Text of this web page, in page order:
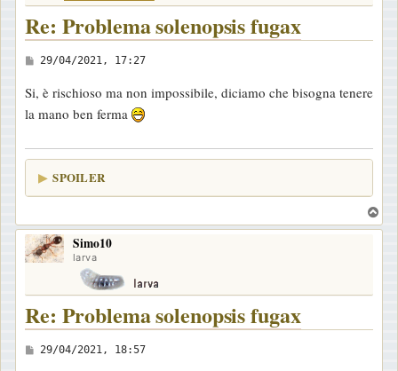
Re: Problema solenopsis fugax
M
s
s
g
g
o
29/04/2021, 17:27
Si, è rischioso ma non impossibile, diciamo che bisogna tenere
la mano ben ferma
SPOILER
o
Simo10
larva
Re: Problema solenopsis fugax
M
29/04/2021, 18:57